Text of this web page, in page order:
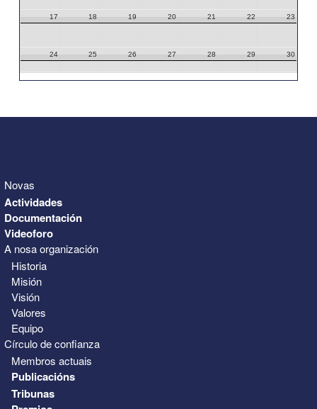
17 18 19 20 21 22 23
24 25 26 27 28 29 30
Novas
Actividades
Documentación
Videoforo
A nosa organización
Historia
Misión
Visión
Valores
Equipo
Círculo de confianza
Membros actuais
Publicacións
Tribunas